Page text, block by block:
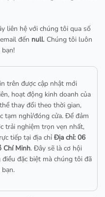
liên hệ với chúng tôi qua số
đến null. Chúng tôi luôn
trên được cập nhật mới
hoạt động kinh doanh của
thay đổi theo thời gian,
tạm nghỉ/đóng cửa. Để đảm
trải nghiệm trọn vẹn nhất,
tiếp tại địa chỉ Địa chỉ: 06
Chí Minh. Đây sẽ là cơ hội
đặc biệt mà chúng tôi đã